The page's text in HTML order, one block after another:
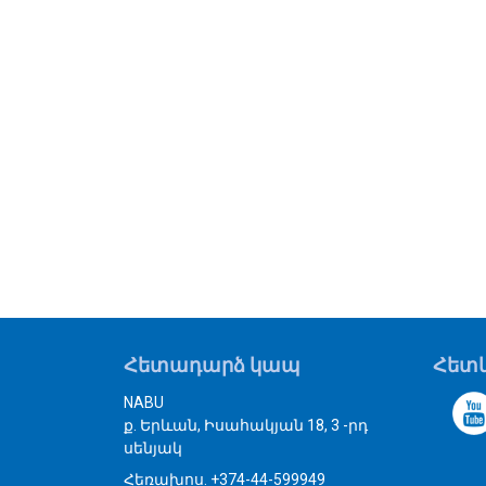
Հետադարձ կապ
NABU
ք. Երևան, Իսահակյան 18, 3 -րդ
սենյակ
Հեռախոս. +374-44-599949